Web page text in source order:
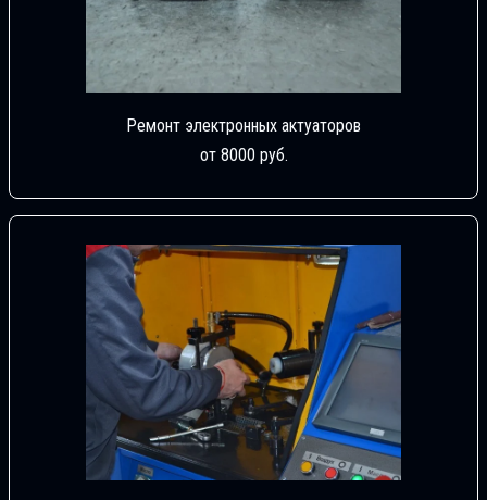
Ремонт электронных актуаторов
от 8000 руб.